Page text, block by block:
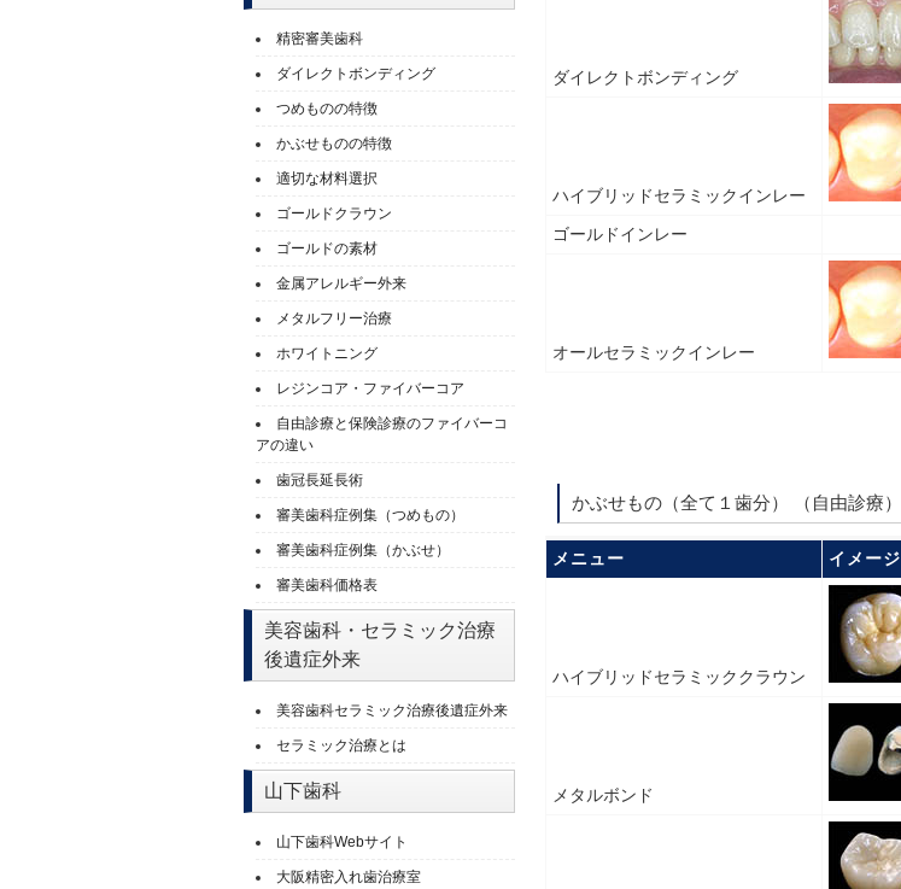
ダイレクトボンディング
ハイブリッドセラミックインレー
ゴールドインレー
オールセラミックインレー
かぶせもの（全て１歯分） （自由診療）
メニュー イメージ
ハイブリッドセラミッククラウン
メタルボンド
精密審美歯科
ダイレクトボンディング
つめものの特徴
かぶせものの特徴
適切な材料選択
ゴールドクラウン
ゴールドの素材
金属アレルギー外来
メタルフリー治療
ホワイトニング
レジンコア・ファイバーコア
自由診療と保険診療のファイバーコ
アの違い
歯冠長延長術
審美歯科症例集（つめもの）
審美歯科症例集（かぶせ）
審美歯科価格表
美容歯科・セラミック治療
後遺症外来
美容歯科セラミック治療後遺症外来
セラミック治療とは
山下歯科
山下歯科Webサイト
大阪精密入れ歯治療室